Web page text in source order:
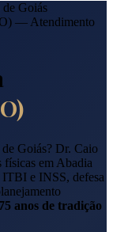
Goiás
) — Atendimento
)
Goiás? Dr. Caio
físicas em Abadia
e INSS, defesa
75 anos de tradição